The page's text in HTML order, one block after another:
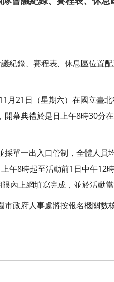
紀錄、賽程表、休息區位置配
月21日（星期六）在國立臺
幕典禮於是日上午8時30分
單一出入口管制，全體人員
午8時起至活動前1日中午12
上網填寫完成，並於活動當
政府人事處將按報名機關數